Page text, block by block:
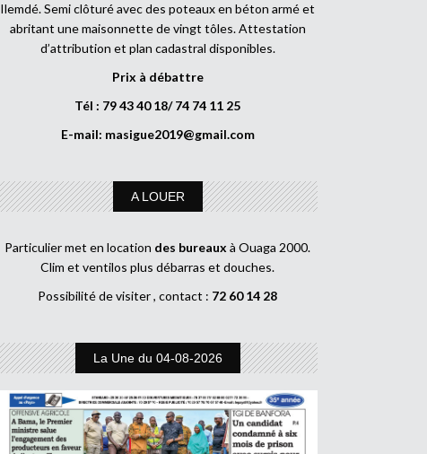
Ilemdé. Semi clôturé avec des poteaux en béton armé et
abritant une maisonnette de vingt tôles. Attestation
d’attribution et plan cadastral disponibles.
Prix à débattre
Tél : 79 43 40 18/ 74 74 11 25
E-mail: masigue2019@gmail.com
A LOUER
Particulier met en location des bureaux à Ouaga 2000.
Clim et ventilos plus débarras et douches.
Possibilité de visiter , contact : 72 60 14 28
La Une du 04-08-2026